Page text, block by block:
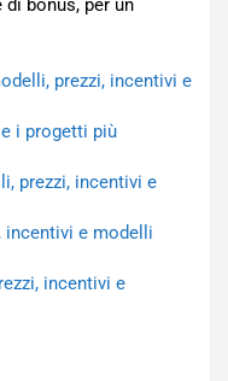
bonus, per un
prezzi, incentivi e
i progetti più
prezzi, incentivi e
incentivi e modelli
incentivi e